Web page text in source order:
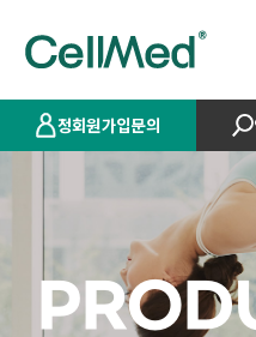
정회원가입문의